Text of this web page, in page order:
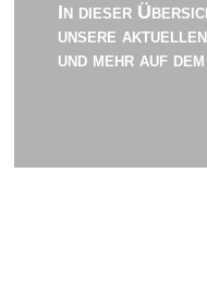
In dieser
unsere
und mehr auf